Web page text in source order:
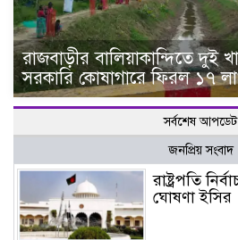
রাজবাড়ীর বালিয়াকান্দিতে দুই
সরকারি কোষাগারে ফিরল ১৭
সর্বশেষ আপডেট
জনপ্রিয় সংবাদ
রাষ্ট্রপতি
ঘোষণা ইসির